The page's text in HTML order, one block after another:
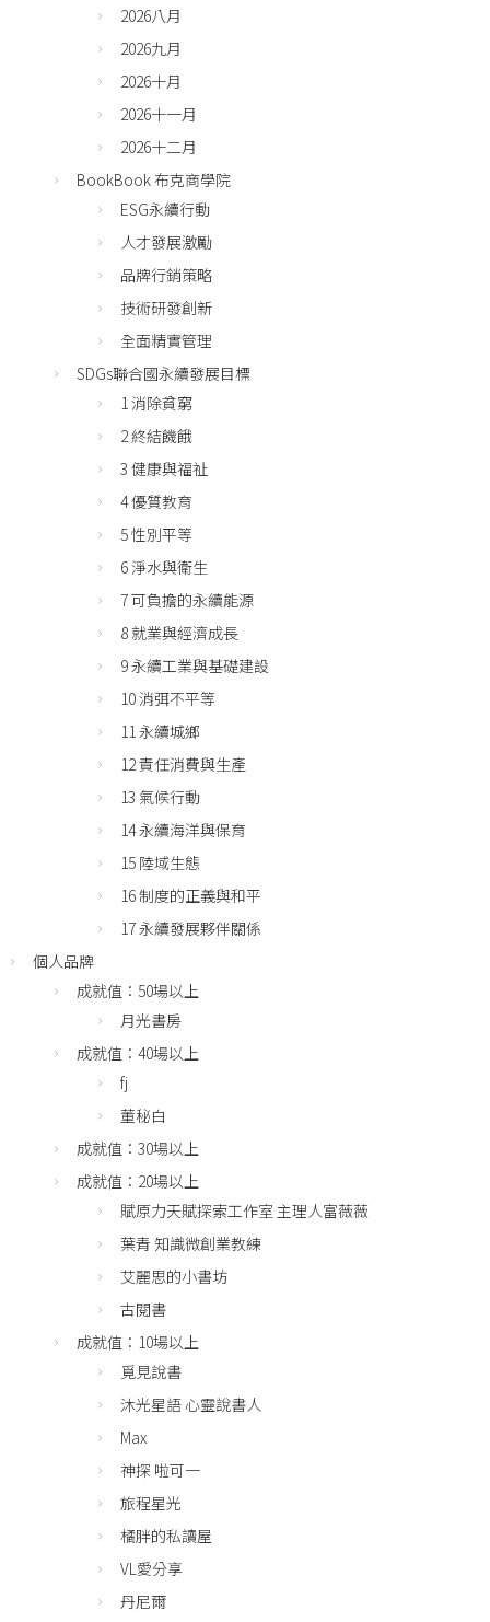
2026八月
2026九月
2026十月
2026十一月
2026十二月
BookBook 布克商學院
ESG永續行動
人才發展激勵
品牌行銷策略
技術研發創新
全面精實管理
SDGs聯合國永續發展目標
1 消除貧窮
2 終結饑餓
3 健康與福祉
4 優質教育
5 性別平等
6 淨水與衛生
7 可負擔的永續能源
8 就業與經濟成長
9 永續工業與基礎建設
10 消弭不平等
11 永續城鄉
12 責任消費與生產
13 氣候行動
14 永續海洋與保育
15 陸域生態
16 制度的正義與和平
17 永續發展夥伴關係
個人品牌
成就值：50場以上
月光書房
成就值：40場以上
fj
董秘白
成就值：30場以上
成就值：20場以上
賦原力天賦探索工作室 主理人富薇薇
葉青 知識微創業教練
艾麗思的小書坊
古閱書
成就值：10場以上
覓見說書
沐光星語 心靈說書人
Max
神探 啦可一
旅程星光
橘胖的私讀屋
VL愛分享
丹尼爾